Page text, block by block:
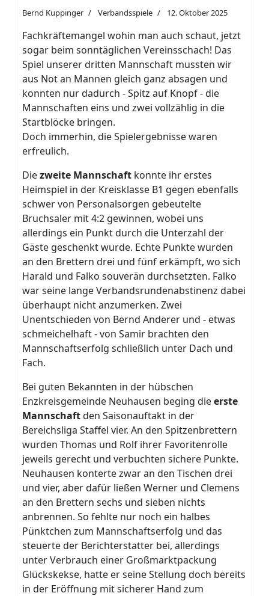
Bernd Kuppinger Verbandsspiele 12. Oktober 2025
Fachkräftemangel wohin man auch schaut, jetzt
sogar beim sonntäglichen Vereinsschach! Das
Spiel unserer dritten Mannschaft mussten wir
aus Not an Mannen gleich ganz absagen und
konnten nur dadurch - Spitz auf Knopf - die
Mannschaften eins und zwei vollzählig in die
Startblöcke bringen.
Doch immerhin, die Spielergebnisse waren
erfreulich.
Diezweite Mannschaft konnte ihr erstes
Heimspiel in der Kreisklasse B1 gegen ebenfalls
schwer von Personalsorgen gebeutelte
Bruchsaler mit 4:2 gewinnen, wobei uns
allerdings ein Punkt durch die Unterzahl der
Gäste geschenkt wurde. Echte Punkte wurden
an den Brettern drei und fünf erkämpft, wo sich
Harald und Falko souverän durchsetzten. Falko
war seine lange Verbandsrundenabstinenz dabei
überhaupt nicht anzumerken. Zwei
Unentschieden von Bernd Anderer und - etwas
schmeichelhaft - von Samir brachten den
Mannschaftserfolg schließlich unter Dach und
Fach.
Bei guten Bekannten in der hübschen
Enzkreisgemeinde Neuhausen beging dieerste
Mannschaftden Saisonauftakt in der
Bereichsliga Staffel vier. An den Spitzenbrettern
wurden Thomas und Rolf ihrer Favoritenrolle
jeweils gerecht und verbuchten sichere Punkte.
Neuhausen konterte zwar an den Tischen drei
und vier, aber dafür ließen Werner und Clemens
an den Brettern sechs und sieben nichts
anbrennen. So fehlte nur noch ein halbes
Pünktchen zum Mannschaftserfolg und das
steuerte der Berichterstatter bei, allerdings
unter Verbrauch einer Großmarktpackung
Glückskekse, hatte er seine Stellung doch bereits
in der Eröffnung mit sicherer Hand zum